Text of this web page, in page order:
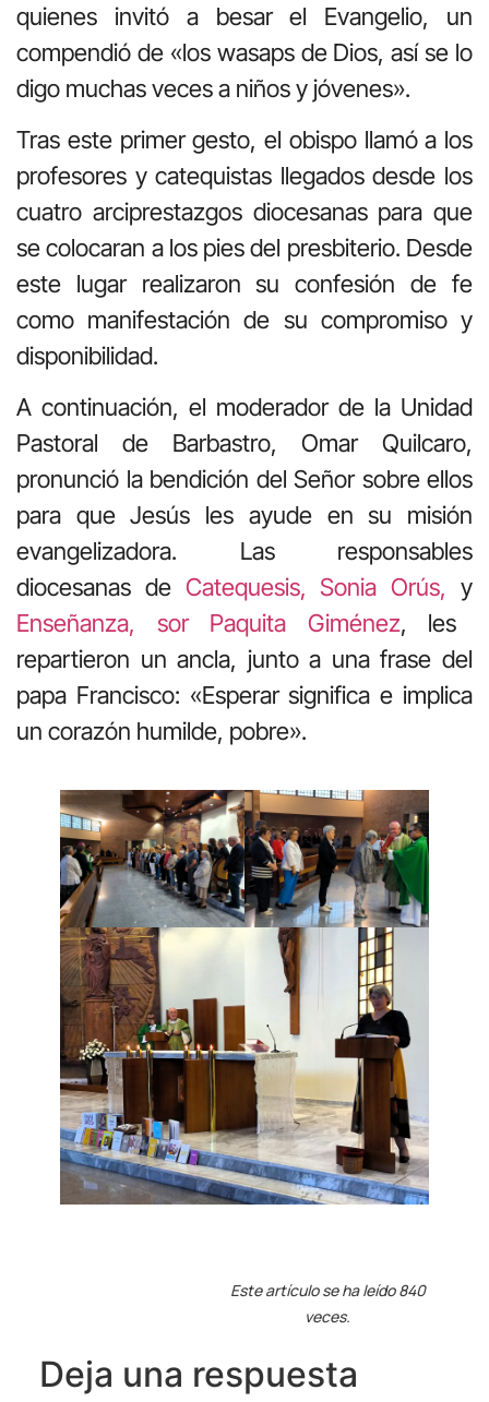
quienes invitó a besar el Evangelio, un
compendió de «los wasaps de Dios, así se lo
digo muchas veces a niños y jóvenes».
Tras este primer gesto, el obispo llamó a los
profesores y catequistas llegados desde los
cuatro arciprestazgos diocesanas para que
se colocaran a los pies del presbiterio. Desde
este lugar realizaron su confesión de fe
como manifestación de su compromiso y
disponibilidad.
A continuación, el moderador de la Unidad
Pastoral de Barbastro, Omar Quilcaro,
pronunció la bendición del Señor sobre ellos
para que Jesús les ayude en su misión
evangelizadora. Las responsables
diocesanas de Catequesis, Sonia Orús, y
Enseñanza, sor Paquita Giménez, les
repartieron un ancla, junto a una frase del
papa Francisco: «Esperar significa e implica
un corazón humilde, pobre».
Este artículo se ha leído 840
veces.
Deja una respuesta